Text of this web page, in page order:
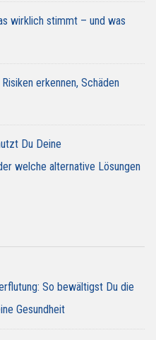
wirklich stimmt – und was
erkennen, Schäden
Du Deine
welche alternative Lösungen
So bewältigst Du die
Gesundheit